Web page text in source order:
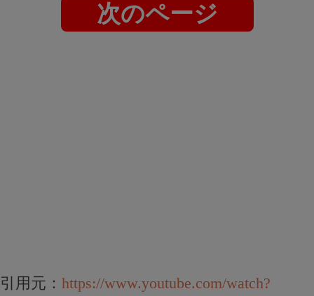
次のページ
引用元： https://www.youtube.com/watch?